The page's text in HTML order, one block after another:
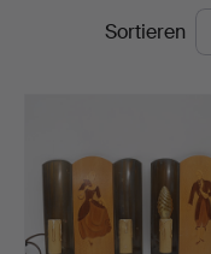
EndpreiseSortieren